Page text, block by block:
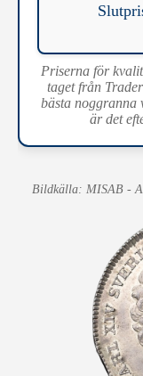
Priserna för
taget från
bästa noggranna
är det
Bildkälla: MISAB -